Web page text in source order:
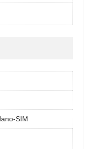
SIM